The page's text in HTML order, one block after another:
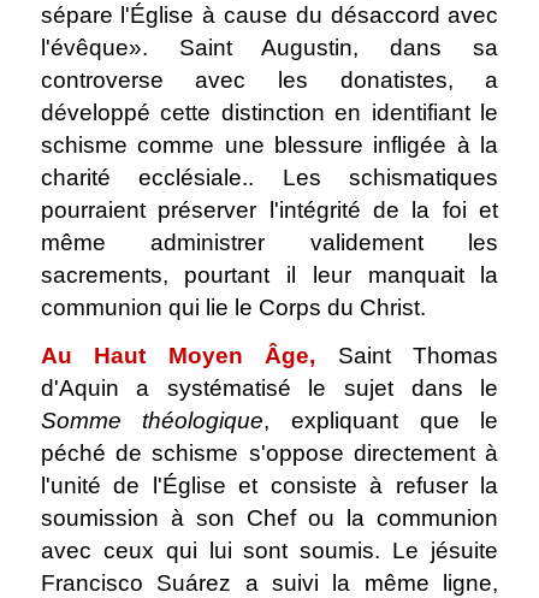
sépare l'Église à cause du désaccord avec
l'évêque». Saint Augustin, dans sa
controverse avec les donatistes, a
développé cette distinction en identifiant le
schisme comme une blessure infligée à la
charité ecclésiale.. Les schismatiques
pourraient préserver l'intégrité de la foi et
même administrer validement les
sacrements, pourtant il leur manquait la
communion qui lie le Corps du Christ.
Au Haut Moyen Âge, Saint Thomas
d'Aquin a systématisé le sujet dans le
Somme théologique, expliquant que le
péché de schisme s'oppose directement à
l'unité de l'Église et consiste à refuser la
soumission à son Chef ou la communion
avec ceux qui lui sont soumis. Le jésuite
Francisco Suárez a suivi la même ligne,